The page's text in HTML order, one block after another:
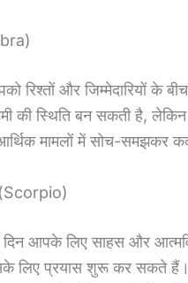
रिश्तों और जिम्मेदारियों के
की स्थिति बन सकती है, लेकिन
मामलों में सोच-समझकर
आपके लिए साहस और
लिए प्रयास शुरू कर सकते हैं।